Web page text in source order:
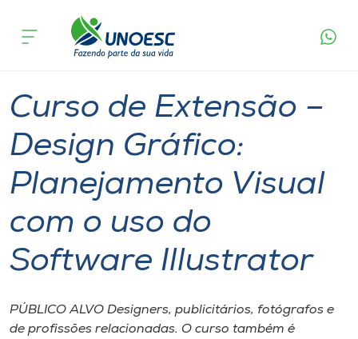
Cursos
Pesquisa
Atendimento ao Estudante
Portal de Ensino
Unoesc
acontece
Illustrator
Curso de Extensão –
Design Gráfico:
Planejamento Visual
com o uso do
Software Illustrator
PÚBLICO ALVO Designers, publicitários, fotógrafos e
de profissões relacionadas. O curso também é